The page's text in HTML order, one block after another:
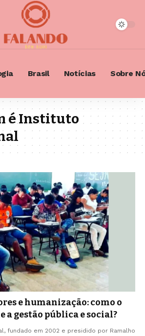
Brasil Notícias Sobre
é Instituto
e humanização: como o
a gestão pública e social?
fundado em 2002 e presidido por Ramalho